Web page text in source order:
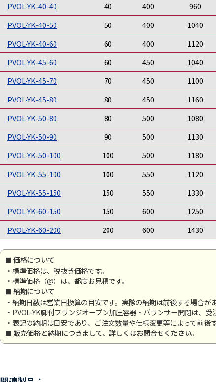
PVOL-YK-40-40
40 400 960
PVOL-YK-40-50
50 400 1040
PVOL-YK-40-60
60 400 1120
PVOL-YK-45-60
60 450 1040
PVOL-YK-45-70
70 450 1100
PVOL-YK-45-80
80 450 1160
PVOL-YK-50-80
80 500 1080
PVOL-YK-50-90
90 500 1130
PVOL-YK-50-100
100 500 1180
PVOL-YK-55-100
100 550 1120
PVOL-YK-55-150
150 550 1330
PVOL-YK-60-150
150 600 1250
PVOL-YK-60-200
200 600 1430
価格について
・標準価格は、税抜き価格です。
・標準価格（@）は、都度お見積です。
納期について
・納期日数は営業日換算の目安です。実際の納期は前後する場合が
・PVOL-YK脚付フランジオープン加圧容器・バランサー開閉は、受
・表記の納期は目安であり、ご注文数量や仕様変更等によって前後
販売価格と納期につきまして、詳しくはお問合せください。